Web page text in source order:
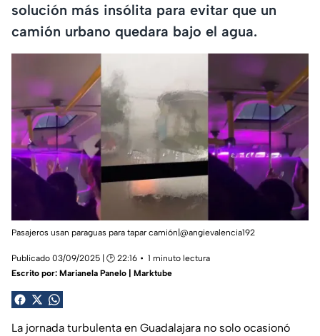
solución más insólita para evitar que un
camión urbano quedara bajo el agua.
Pasajeros usan paraguas para tapar camión|@angievalencia192
Publicado 03/09/2025 | 🕑 22:16
1 minuto lectura
Escrito por: Marianela Panelo | Marktube
La jornada turbulenta en Guadalajara no solo ocasionó